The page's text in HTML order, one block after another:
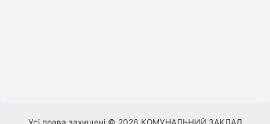
Усі права захищені © 2026 КОМУНАЛЬНИЙ ЗАКЛАД